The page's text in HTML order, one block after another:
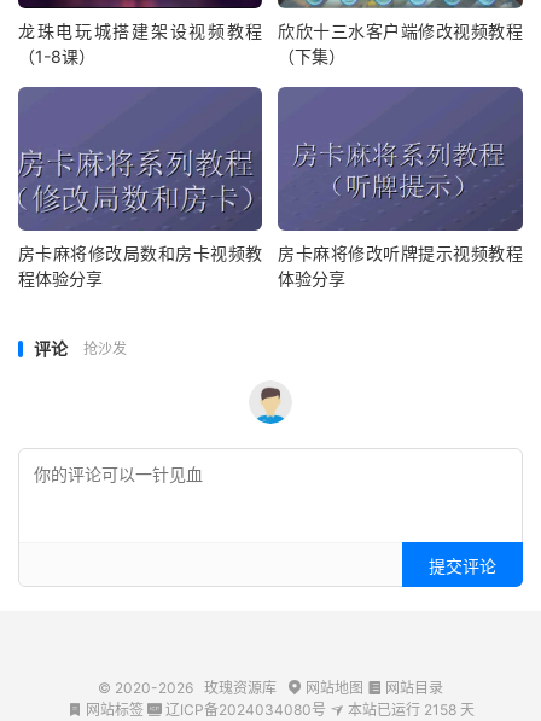
龙珠电玩城搭建架设视频教程
（1-8课）
欣欣十三水客户端修改视频教程
（下集）
房卡麻将修改局数和房卡视频教
程体验分享
房卡麻将修改听牌提示视频教程
体验分享
评论 抢沙发
提交评论
© 2020-2026 玫瑰资源库  网站地图  网站目录
 网站标签 辽ICP备2024034080号  本站已运行 2158天